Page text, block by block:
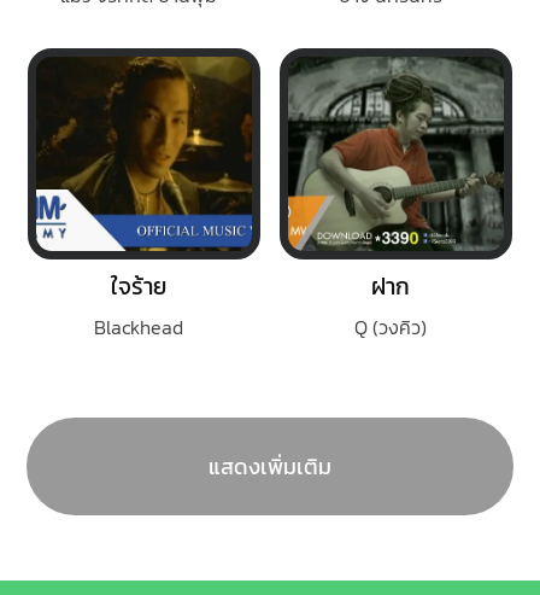
ใจร้าย
Blackhead
ฝาก
Q (วงคิว)
แสดงเพิ่มเติม